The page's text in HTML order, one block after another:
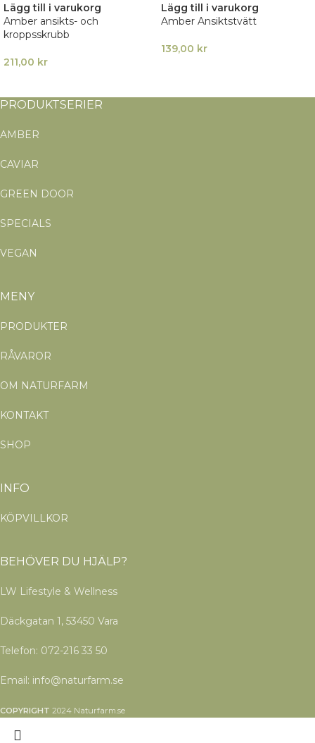
Lägg till i varukorg
Amber ansikts- och
kroppsskrubb
211,00 kr
Lägg till i varukorg
Amber Ansiktstvätt
139,00 kr
PRODUKTSERIER
AMBER
CAVIAR
GREEN DOOR
SPECIALS
VEGAN
MENY
PRODUKTER
RÅVAROR
OM NATURFARM
KONTAKT
SHOP
INFO
KÖPVILLKOR
BEHÖVER DU HJÄLP?
LW Lifestyle & Wellness
Däckgatan 1, 53450 Vara
Telefon: 072-216 33 50
Email: info@naturfarm.se
COPYRIGHT 2024 Naturfarm.se